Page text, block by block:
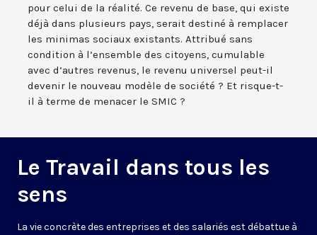
pour celui de la réalité. Ce revenu de base, qui existe
déjà dans plusieurs pays, serait destiné à remplacer
les minimas sociaux existants. Attribué sans
condition à l’ensemble des citoyens, cumulable
avec d’autres revenus, le revenu universel peut-il
devenir le nouveau modèle de société ? Et risque-t-
il à terme de menacer le SMIC ?
Le Travail dans tous les
sens
La vie concrète des entreprises et des salariés est débattue à